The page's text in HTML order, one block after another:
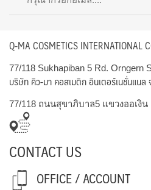
Q-MA COSMETICS INTERNATIONAL
77/118 Sukhapiban 5 Rd. Orngern
บริษัท คิว-มา คอสเมติก อินเตอร์เนชั่นแนล
77/118 ถนนสุขาภิบาล5 แขวงออเงิน
CONTACT US
OFFICE / ACCOUNT